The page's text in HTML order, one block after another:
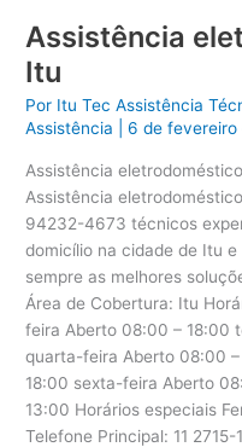
Assistência
Itu
Por Itu Tec Assistência
Assistência |6 de fevereiro
Assistência
Assistência
94232-4673 técnicos
domicílio na cidade de Itu
sempre as melhores
Área de Cobertura: Itu
feira Aberto 08:00 – 18:00
quarta-feira Aberto 08:00
18:00 sexta-feira Aberto
13:00 Horários especiais
Telefone Principal: 11 2715-